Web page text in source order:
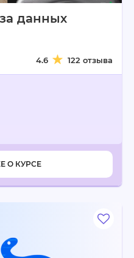
данных
4.6 122 отзыва
О КУРСЕ